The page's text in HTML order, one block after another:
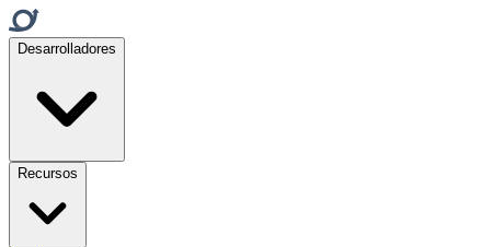
Desarrolladores
Recursos